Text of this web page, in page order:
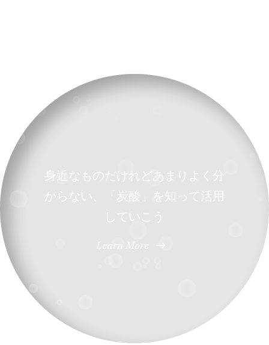
身近なものだけれどあまりよく分
からない、「炭酸」を知って活用
していこう
Learn More